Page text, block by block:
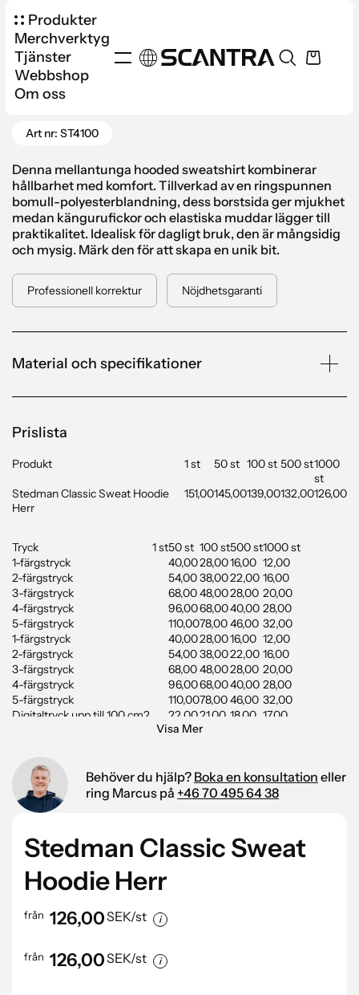
Produkter
Merchverktyg
Tjänster
Webbshop
Om oss
Gå tillbaka
Art nr: ST4100
Denna mellantunga hooded sweatshirt kombinerar
hållbarhet med komfort. Tillverkad av en ringspunnen
bomull-polyesterblandning, dess borstsida ger mjukhet
medan kängurufickor och elastiska muddar lägger till
praktikalitet. Idealisk för dagligt bruk, den är mångsidig
och mysig. Märk den för att skapa en unik bit.
Professionell korrektur Nöjdhetsgaranti
Material och specifikationer
Prislista
Produkt 1 st 50 st 100 st 500 st1000
st
Stedman Classic Sweat Hoodie
Herr
151,00145,00139,00132,00126,00
Tryck 1 st50 st 100 st500 st1000 st
1-färgstryck
40,0028,0016,00 12,00
2-färgstryck
54,0038,0022,00 16,00
3-färgstryck
68,0048,0028,00 20,00
4-färgstryck
96,0068,0040,00 28,00
5-färgstryck
110,0078,0046,00 32,00
1-färgstryck
40,0028,0016,00 12,00
2-färgstryck
54,0038,0022,00 16,00
3-färgstryck
68,0048,0028,00 20,00
4-färgstryck
96,0068,0040,00 28,00
5-färgstryck
110,0078,0046,00 32,00
Digitaltryck upp till 100 cm2
22,0021,00 18,00 17,00
29,0028,00
Digitaltryck upp till 500 cm2
Broderi upp till 50 cm2
43,0036,0029,00 27,00
Broderi upp till 100 cm2
50,00 43,0039,00 37,00
Broderi upp till 150 cm2
Startkostnad: 595 SEK Alla priser är exklusive moms.
Visa Mer
Behöver du hjälp? Boka en konsultation eller
ring Marcus på +46 70 495 64 38
Stedman Classic Sweat
Hoodie Herr
från 126,00SEK/st
från 126,00SEK/st